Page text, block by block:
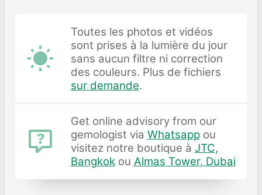
Toutes les photos et vidéos
sont prises à la lumière du jour
sans aucun filtre ni correction
des couleurs. Plus de fichiers
sur demande.
Get online advisory from our
gemologist via Whatsappou
visitez notre boutique à JTC,
Bangkokou Almas Tower, Dubai